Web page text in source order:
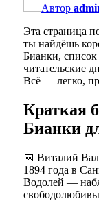
Автор
Эта страница
ты найдёшь
Бианки,
читательские
Всё — легко,
Краткая
Бианки
📅 Виталий
1894 года в
Водолей —